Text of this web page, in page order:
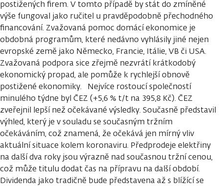
postižených firem. V tomto případě by stát do zmíněné
výše fungoval jako ručitel u pravděpodobně přechodného
financování. Zvažovaná pomoc domácí ekonomice je
obdobná programům, které nedávno vyhlásily jiné nejen
evropské země jako Německo, Francie, Itálie, VB či USA.
Zvažovaná podpora sice zřejmě nezvrátí krátkodobý
ekonomický propad, ale pomůže k rychlejší obnově
postižené ekonomiky. Nejvíce rostoucí společností
minulého týdne byl ČEZ (+5,6 % t/t na 395,8 Kč). ČEZ
zveřejnil lepší než očekávané výsledky. Současně představil
výhled, který je v souladu se současným tržním
očekáváním, což znamená, že očekává jen mírný vliv
aktuální situace kolem koronaviru. Předprodeje elektřiny
na další dva roky jsou výrazně nad současnou tržní cenou,
což může titulu dodat čas na přípravu na další období.
Dividenda jako tradičně bude představena až s blížící se